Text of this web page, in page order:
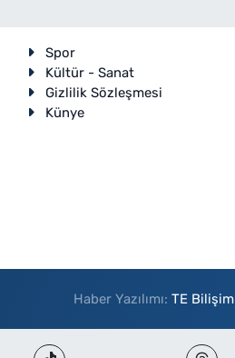
Spor
Kültür - Sanat
Gizlilik Sözleşmesi
Künye
Haber Yazılımı:TE Bilişim